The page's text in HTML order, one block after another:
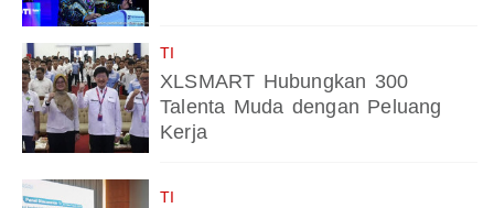
TI
XLSMART Hubungkan 300
Talenta Muda dengan Peluang
Kerja
TI